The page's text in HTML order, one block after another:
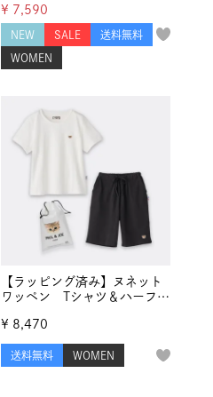
¥ 7,590
NEW SALE 送料無料
WOMEN
【ラッピング済み】ヌネット
ワッペン Tシャツ＆ハーフパ
¥ 8,470
送料無料 WOMEN